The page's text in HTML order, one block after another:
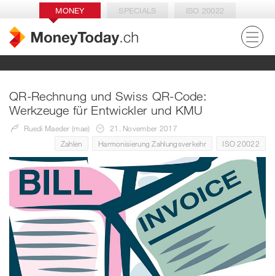
MONEY SPECIALS ISO 20022
QR-Rechnung und Swiss QR-Code:
Werkzeuge für Entwickler und KMU
Ruedi Maeder (mae)
21. November 2017
Zahlen
Harmonisierung Zahlungsverkehr ISO 20022